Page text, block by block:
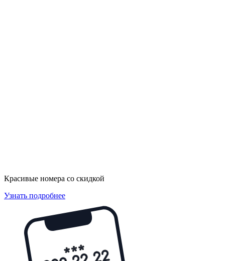
Красивые номера со скидкой
Узнать подробнее